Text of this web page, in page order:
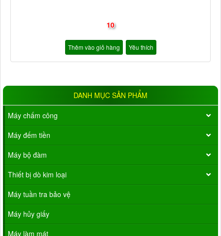
10
Thêm vào giỏ hàng Yêu thích
DANH MỤC SẢN PHẨM
Máy chấm công
Máy đếm tiền
Máy bộ đàm
Thiết bị dò kim loại
Máy tuần tra bảo vệ
Máy hủy giấy
Máy làm mát